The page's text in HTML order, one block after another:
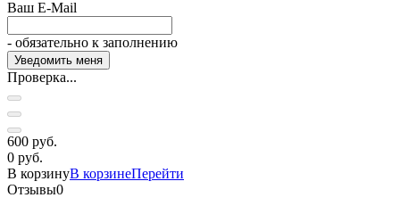
Ваш E-Mail
- обязательно к заполнению
Проверка...
600 руб.
0 руб.
В корзинуВ корзинеПерейти
Отзывы0